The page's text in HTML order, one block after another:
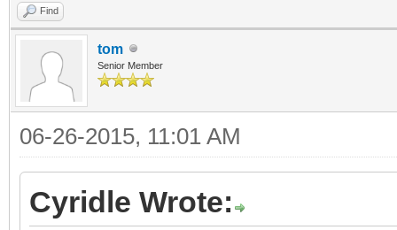
Find
tom
Senior Member
06-26-2015, 11:01 AM
Cyridle Wrote: